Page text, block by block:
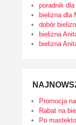
poradnik
bielizna dla
dobór
bielizna
bielizna
Promocja
Rabat na
Po